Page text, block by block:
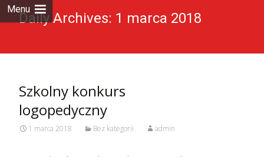
Menu
Daily Archives: 1 marca 2018
Szkolny konkurs
logopedyczny
1 marca 2018 Bez kategorii admin